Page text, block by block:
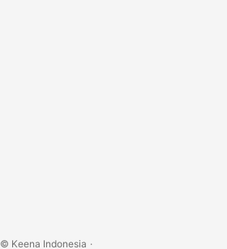
© Keena Indonesia ·